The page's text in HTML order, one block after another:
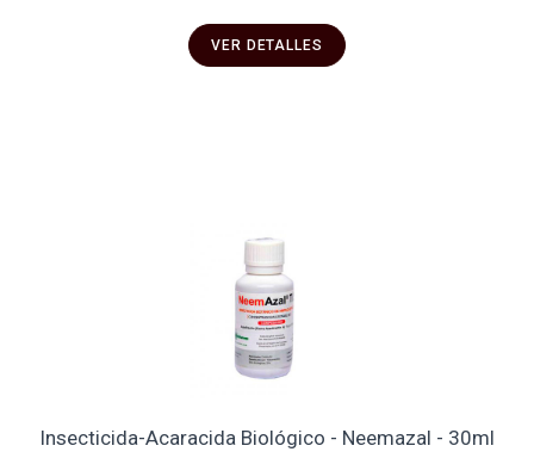
VER DETALLES
Insecticida-Acaracida Biológico - Neemazal - 30ml